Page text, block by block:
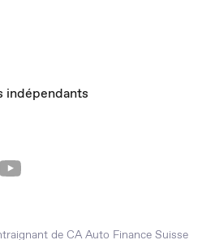
indépendants
de CA Auto Finance Suisse